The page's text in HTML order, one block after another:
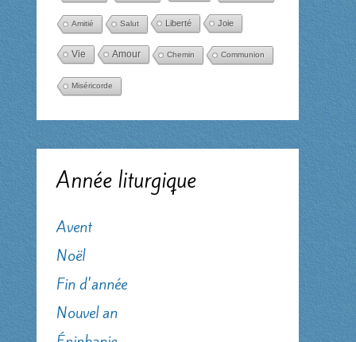
Amitié Salut Liberté Joie
Vie Amour Chemin Communion
Miséricorde
Année liturgique
Avent
Noël
Fin d'année
Nouvel an